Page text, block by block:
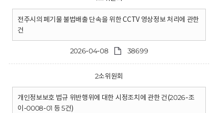
전주시의 폐기물 불법배출 단속을 위한 CCTV 영상정보 처리에 관한
건
2026-04-08 38699
2소위원회
개인정보보호 법규 위반행위에 대한 시정조치에 관한 건(2026-조
이-0008-01 등 5건)